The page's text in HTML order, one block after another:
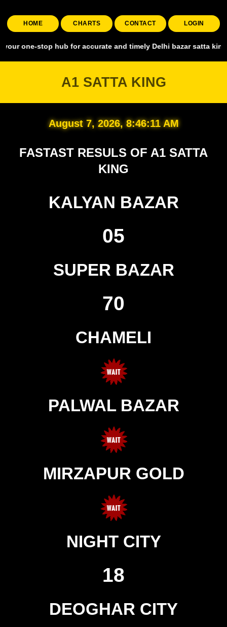
HOME CHARTS CONTACT LOGIN
hub for accurate and timely Delhi bazar satta king,
A1 SATTA KING
August 7, 2026, 8:46:12 AM
FASTAST RESULS OF A1 SATTA
KING
KALYAN BAZAR
05
SUPER BAZAR
70
CHAMELI
PALWAL BAZAR
MIRZAPUR GOLD
NIGHT CITY
18
DEOGHAR CITY